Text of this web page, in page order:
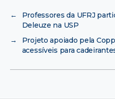
←
Professores da UFRJ
Deleuze na USP
→
Projeto apoiado pela
acessíveis para